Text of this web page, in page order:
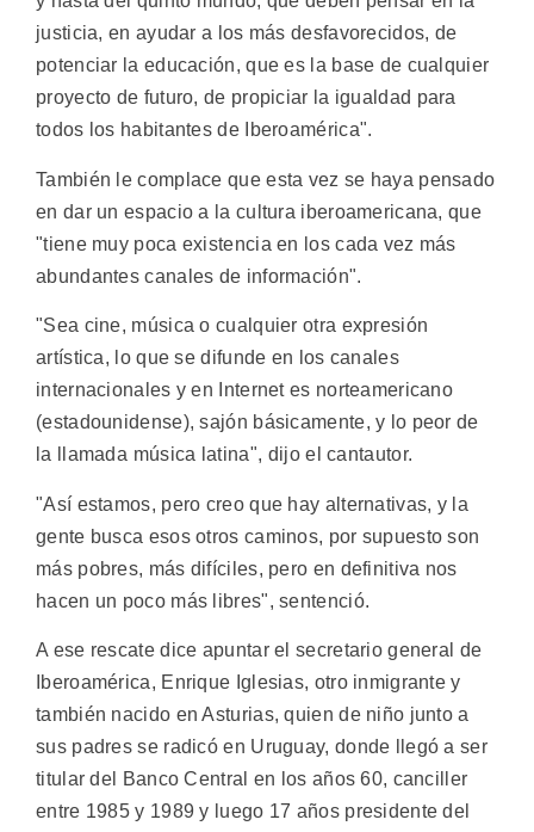
justicia, en ayudar a los más desfavorecidos, de
potenciar la educación, que es la base de cualquier
proyecto de futuro, de propiciar la igualdad para
todos los habitantes de Iberoamérica".
También le complace que esta vez se haya pensado
en dar un espacio a la cultura iberoamericana, que
"tiene muy poca existencia en los cada vez más
abundantes canales de información".
"Sea cine, música o cualquier otra expresión
artística, lo que se difunde en los canales
internacionales y en Internet es norteamericano
(estadounidense), sajón básicamente, y lo peor de
la llamada música latina", dijo el cantautor.
"Así estamos, pero creo que hay alternativas, y la
gente busca esos otros caminos, por supuesto son
más pobres, más difíciles, pero en definitiva nos
hacen un poco más libres", sentenció.
A ese rescate dice apuntar el secretario general de
Iberoamérica, Enrique Iglesias, otro inmigrante y
también nacido en Asturias, quien de niño junto a
sus padres se radicó en Uruguay, donde llegó a ser
titular del Banco Central en los años 60, canciller
entre 1985 y 1989 y luego 17 años presidente del